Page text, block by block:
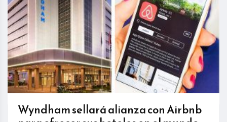
Wyndham sellará alianza con Airbnb